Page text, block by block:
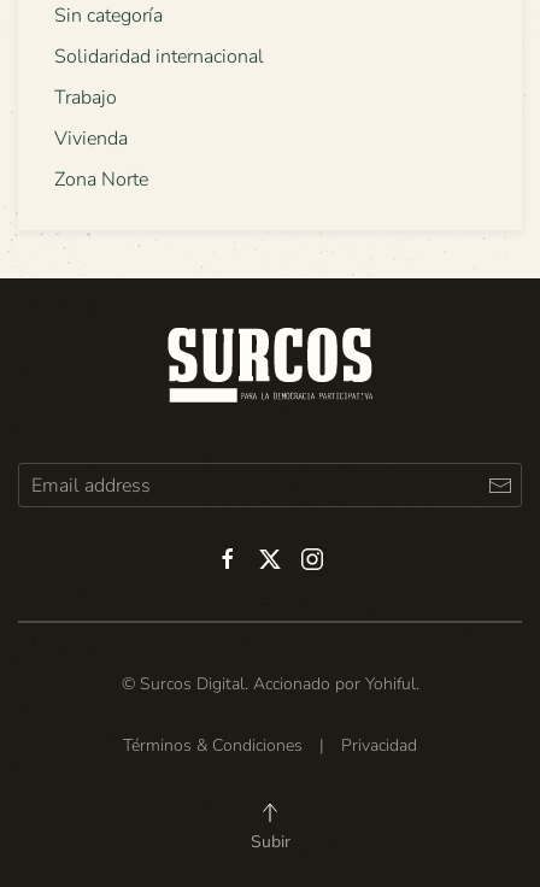
Sin categoría
Solidaridad internacional
Trabajo
Vivienda
Zona Norte
© Surcos Digital. Accionado por Yohiful.
Términos & Condiciones | Privacidad
Subir